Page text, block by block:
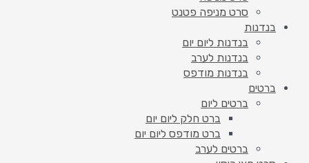
סרט מניפה פטנט
בנדנות
בנדנות ליום יום
בנדנות לערב
בנדנות מודפס
ברטים
ברטים ליום
ברט חלק ליום יום
ברט מודפס ליום יום
ברטים לערב